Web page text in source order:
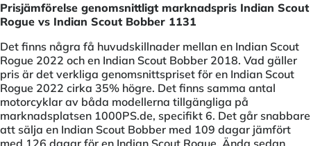
Prisjämförelse genomsnittligt marknadspris Indian Scout
Rogue vs Indian Scout Bobber 1131
Det finns några få huvudskillnader mellan en Indian Scout
Rogue 2022 och en Indian Scout Bobber 2018. Vad gäller
pris är det verkliga genomsnittspriset för en Indian Scout
Rogue 2022 cirka 35% högre. Det finns samma antal
motorcyklar av båda modellerna tillgängliga på
marknadsplatsen 1000PS.de, specifikt 6. Det går snabbare
att sälja en Indian Scout Bobber med 109 dagar jämfört